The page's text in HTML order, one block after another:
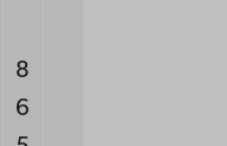
8
6